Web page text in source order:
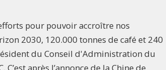
pour pouvoir accroître nos
2030, 120.000 tonnes de café et 240
du Conseil d'Administration du